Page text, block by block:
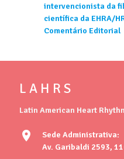
intervencionista da
científica da EHRA/
Comentário Editorial
L A H R S
Latin American Heart
location_on
Sede Administrativa:
Av. Garibaldi 2593,